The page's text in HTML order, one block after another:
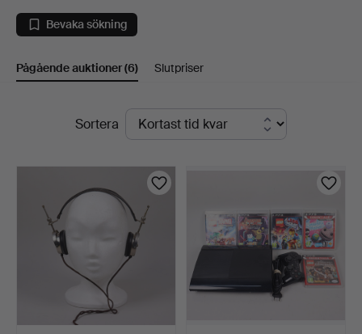
&
Elektronik
Markus
Auktioner
Bevaka sökning
Pågående auktioner(6) Slutpriser
PågåendeSortera